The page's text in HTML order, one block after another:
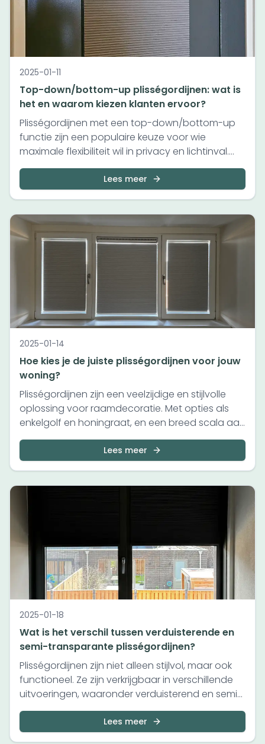
2025-01-11
Top-down/bottom-up plisségordijnen: wat is
het en waarom kiezen klanten ervoor?
Plisségordijnen met een top-down/bottom-up
functie zijn een populaire keuze voor wie
maximale flexibiliteit wil in privacy en lichtinval.
Maar wat ho...
Lees meer
2025-01-14
Hoe kies je de juiste plisségordijnen voor jouw
woning?
Plisségordijnen zijn een veelzijdige en stijlvolle
oplossing voor raamdecoratie. Met opties als
enkelgolf en honingraat, en een breed scala aan
kleuren en stoffen, is er voor elke ruimte een
geschikte keuze. In deze blogpost bespreken we
hoe je de juiste plisségordijnen kiest, afgestemd
Lees meer
2025-01-18
Wat is het verschil tussen verduisterende en
semi-transparante plisségordijnen?
Plisségordijnen zijn niet alleen stijlvol, maar ook
functioneel. Ze zijn verkrijgbaar in verschillende
uitvoeringen, waaronder verduisterend en semi-
transparant. Maar wat is precies het verschil, en
welke optie past het beste bij jouw behoeften?
In deze blogpost leggen we het uit.
Lees meer